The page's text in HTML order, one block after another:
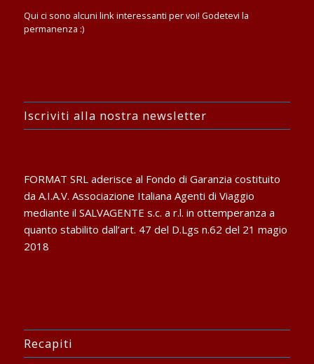
Qui ci sono alcuni link interessanti per voi! Godetevi la
permanenza :)
Iscriviti alla nostra newsletter
FORMAT SRL aderisce al Fondo di Garanzia costituito
da A.I.A.V. Associazione Italiana Agenti di Viaggio
mediante il SALVAGENTE s.c. a r.l. in ottemperanza a
quanto stabilito dall’art. 47 del D.Lgs n.62 del 21 magio
2018
Recapiti